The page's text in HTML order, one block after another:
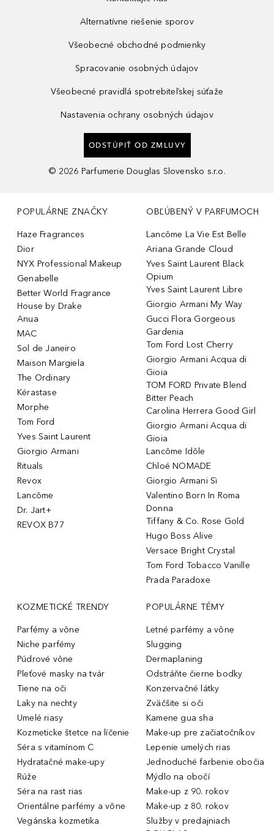
Alternatívne riešenie sporov
Všeobecné obchodné podmienky
Spracovanie osobných údajov
Všeobecné pravidlá spotrebiteľskej súťaže
Nastavenia ochrany osobných údajov
ODSTÚPIŤ OD ZMLUVY
© 2026 Parfumerie Douglas Slovensko s.r.o.
POPULÁRNE ZNAČKY
Haze Fragrances
Dior
NYX Professional Makeup
Genabelle
Better World Fragrance
House by Drake
Anua
MAC
Sol de Janeiro
Maison Margiela
The Ordinary
Kérastase
Morphe
Tom Ford
Yves Saint Laurent
Giorgio Armani
Rituals
Revox
Lancôme
Dr. Jart+
REVOX B77
OBĽÚBENÝ V PARFUMOCH
Lancôme La Vie Est Belle
Ariana Grande Cloud
Yves Saint Laurent Black
Opium
Yves Saint Laurent Libre
Giorgio Armani My Way
Gucci Flora Gorgeous
Gardenia
Tom Ford Lost Cherry
Giorgio Armani Acqua di
Gioia
TOM FORD Private Blend
Bitter Peach
Carolina Herrera Good Girl
Giorgio Armani Acqua di
Gioia
Lancôme Idôle
Chloé NOMADE
Giorgio Armani Sì
Valentino Born In Roma
Donna
Tiffany & Co. Rose Gold
Hugo Boss Alive
Versace Bright Crystal
Tom Ford Tobacco Vanille
Prada Paradoxe
KOZMETICKÉ TRENDY
Parfémy a vône
Niche parfémy
Púdrové vône
Pleťové masky na tvár
Tiene na oči
Laky na nechty
Umelé riasy
Kozmeticke štetce na líčenie
Séra s vitamínom C
Hydratačné make-upy
Rúže
Séra na rast rias
Orientálne parfémy a vône
Vegánska kozmetika
POPULÁRNE TÉMY
Letné parfémy a vône
Slugging
Dermaplaning
Odstráňte čierne bodky
Konzervačné látky
Zväčšite si oči
Kamene gua sha
Make-up pre začiatočníkov
Lepenie umelých rias
Jednoduché farbenie obočia
Mýdlo na obočí
Make-up z 90. rokov
Make-up z 80. rokov
Služby v predajniach